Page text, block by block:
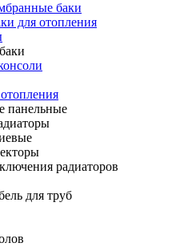
баки
для отопления
панельные
радиаторов
для труб